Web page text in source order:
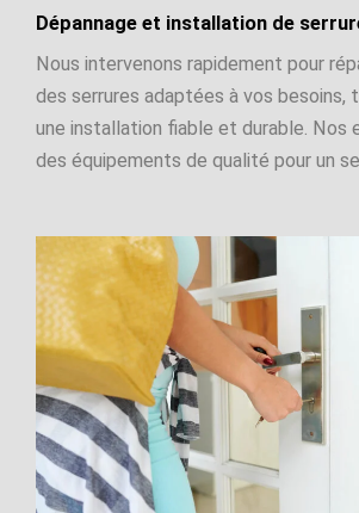
Dépannage et installation de
Nous intervenons rapidement pour
des serrures adaptées à vos besoins,
une installation fiable et durable. Nos
des équipements de qualité pour un